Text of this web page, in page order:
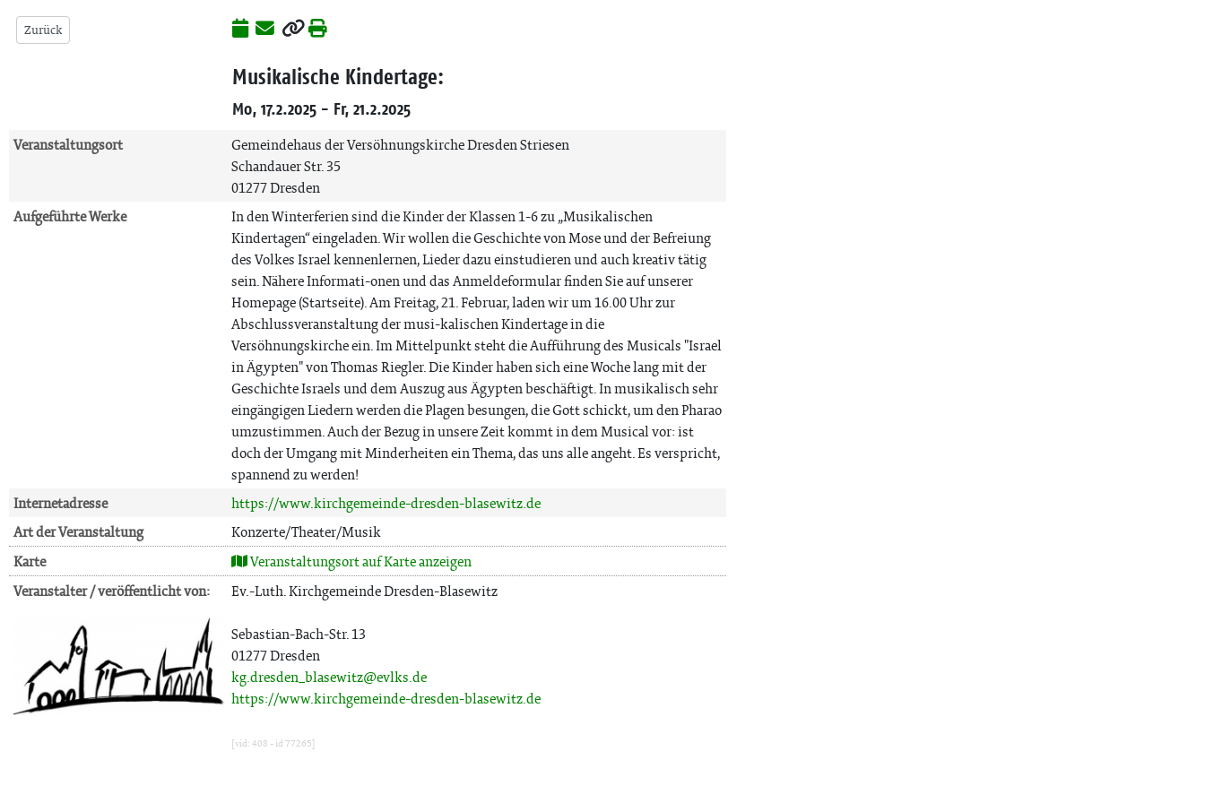
Zurück
Musikalische Kindertage:
Mo, 17.2.2025 - Fr, 21.2.2025
Veranstaltungsort
Gemeindehaus der Versöhnungskirche Dresden Striesen
Schandauer Str. 35
01277 Dresden
Aufgeführte Werke
In den Winterferien sind die Kinder der Klassen 1-6 zu „Musikalischen
Kindertagen“ eingeladen. Wir wollen die Geschichte von Mose und der Befreiung
des Volkes Israel kennenlernen, Lieder dazu einstudieren und auch kreativ tätig
sein. Nähere Informati-onen und das Anmeldeformular finden Sie auf unserer
Homepage (Startseite). Am Freitag, 21. Februar, laden wir um 16.00 Uhr zur
Abschlussveranstaltung der musi-kalischen Kindertage in die
Versöhnungskirche ein. Im Mittelpunkt steht die Aufführung des Musicals "Israel
in Ägypten" von Thomas Riegler. Die Kinder haben sich eine Woche lang mit der
Geschichte Israels und dem Auszug aus Ägypten beschäftigt. In musikalisch sehr
eingängigen Liedern werden die Plagen besungen, die Gott schickt, um den Pharao
umzustimmen. Auch der Bezug in unsere Zeit kommt in dem Musical vor: ist
doch der Umgang mit Minderheiten ein Thema, das uns alle angeht. Es verspricht,
spannend zu werden!
Internetadresse
https://www.kirchgemeinde-dresden-blasewitz.de
Art der Veranstaltung
Konzerte/Theater/Musik
Karte
Veranstaltungsort auf Karte anzeigen
Veranstalter / veröffentlicht von:
Ev.-Luth. Kirchgemeinde Dresden-Blasewitz
Sebastian-Bach-Str. 13
01277 Dresden
kg.dresden_blasewitz@evlks.de
https://www.kirchgemeinde-dresden-blasewitz.de
[vid: 408 - id 77265]